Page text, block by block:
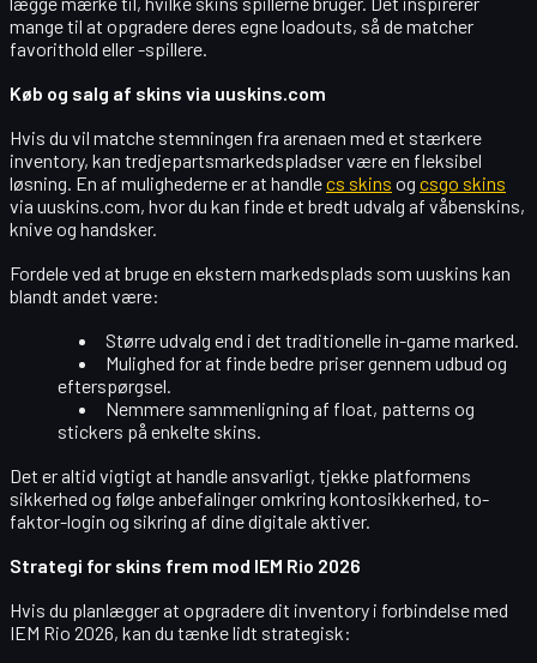
mange til at opgradere deres egne loadouts, så de matcher
favorithold eller -spillere.
Køb og salg af skins via uuskins.com
Hvis du vil matche stemningen fra arenaen med et stærkere
inventory, kan tredjepartsmarkedspladser være en fleksibel
løsning. En af mulighederne er at handlecs skins og csgo skins
via uuskins.com, hvor du kan finde et bredt udvalg af våbenskins,
knive og handsker.
Fordele ved at bruge en ekstern markedsplads som uuskins kan
blandt andet være:
Større udvalg end i det traditionelle in-game marked.
Mulighed for at finde bedre priser gennem udbud og
efterspørgsel.
Nemmere sammenligning af float, patterns og
stickers på enkelte skins.
Det er altid vigtigt at handle ansvarligt, tjekke platformens
sikkerhed og følge anbefalinger omkring kontosikkerhed, to-
faktor-login og sikring af dine digitale aktiver.
Strategi for skins frem mod IEM Rio 2026
Hvis du planlægger at opgradere dit inventory i forbindelse med
IEM Rio 2026, kan du tænke lidt strategisk: